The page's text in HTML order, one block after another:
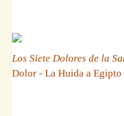
Los Siete Dolores de la
Dolor - La Huida a Egipto